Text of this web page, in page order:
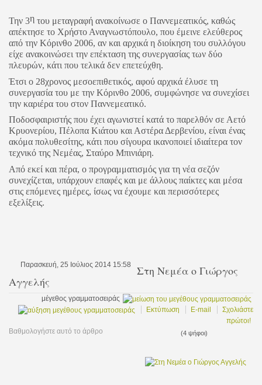
Την 3ητου μεταγραφή ανακοίνωσε ο Παννεμεατικός, καθώς
απέκτησε το Χρήστο Αναγνωστόπουλο, που έμεινε ελεύθερος
από την Κόρινθο 2006, αν και αρχικά η διοίκηση του συλλόγου
είχε ανακοινώσει την επέκταση της συνεργασίας των δύο
πλευρών, κάτι που τελικά δεν επετεύχθη.
Έτσι ο 28χρονος μεσοεπιθετικός, αφού αρχικά έλυσε τη
συνεργασία του με την Κόρινθο 2006, συμφώνησε να συνεχίσει
την καριέρα του στον Παννεμεατικό.
Ποδοσφαιριστής που έχει αγωνιστεί κατά το παρελθόν σε Αετό
Κρυονερίου, Πέλοπα Κιάτου και Αστέρα Δερβενίου, είναι ένας
ακόμα πολυθεσίτης, κάτι που σίγουρα ικανοποιεί ιδιαίτερα τον
τεχνικό της Νεμέας, Σταύρο Μπινιάρη.
Από εκεί και πέρα, ο προγραμματισμός για τη νέα σεζόν
συνεχίζεται, υπάρχουν επαφές και με άλλους παίκτες και μέσα
στις επόμενες ημέρες, ίσως να έχουμε και περισσότερες
εξελίξεις.
Παρασκευή, 25 Ιούλιος 2014 15:58 Στη Νεμέα ο Γιώργος
Αγγελής
μέγεθος γραμματοσειράς
Εκτύπωση
E-mail
Σχολιάστε
πρώτοι!
Βαθμολογήστε αυτό το άρθρο
(4 ψήφοι)